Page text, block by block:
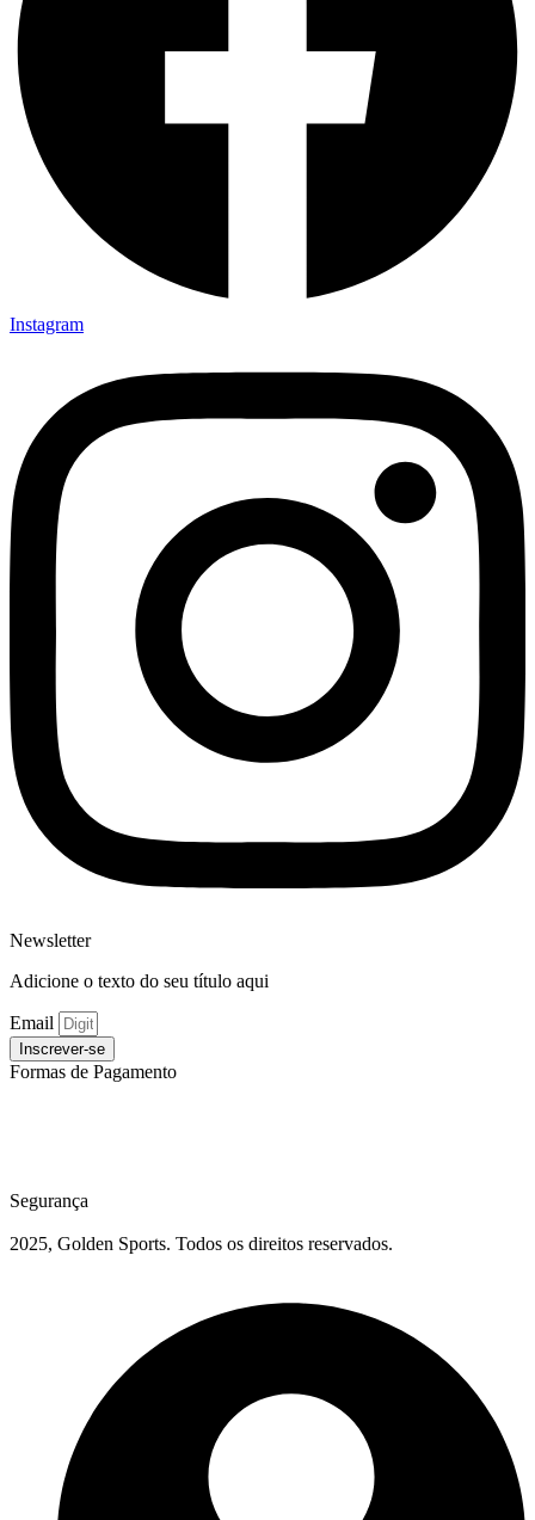
Instagram
Newsletter
Adicione o texto do seu título aqui
Email
Inscrever-se
Formas de Pagamento
Segurança
2025, Golden Sports. Todos os direitos reservados.